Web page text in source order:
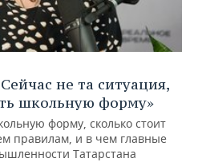
не та ситуация,
школьную форму»
форму, сколько стоит
правилам, и в чем главные
Татарстана